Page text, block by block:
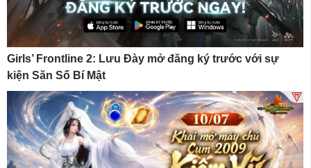
Girls’ Frontline 2: Lưu Đày mở đăng ký trước với sự
kiện Săn Số Bí Mật